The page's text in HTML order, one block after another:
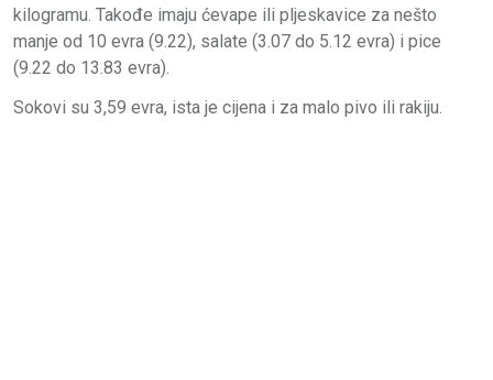
kilogramu. Takođe imaju ćevape ili pljeskavice za nešto
manje od 10 evra (9.22), salate (3.07 do 5.12 evra) i pice
(9.22 do 13.83 evra).
Sokovi su 3,59 evra, ista je cijena i za malo pivo ili rakiju.